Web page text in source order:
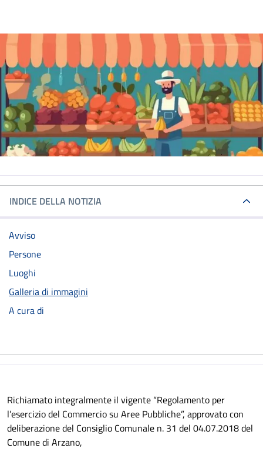
INDICE DELLA NOTIZIA
Avviso
Persone
Luoghi
Galleria di immagini
A cura di
Richiamato integralmente il vigente “Regolamento per
l’esercizio del Commercio su Aree Pubbliche”, approvato con
deliberazione del Consiglio Comunale n. 31 del 04.07.2018 del
Comune di Arzano,